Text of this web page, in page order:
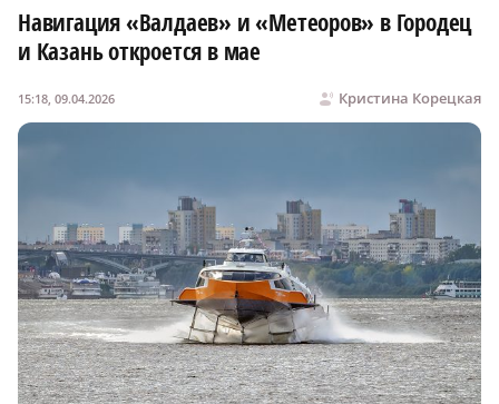
Навигация «Валдаев» и «Метеоров» в Городец
и Казань откроется в мае
Кристина Корецкая
15:18, 09.04.2026